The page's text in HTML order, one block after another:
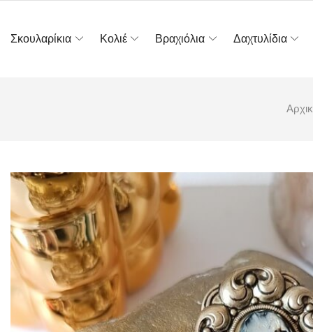
Σκουλαρίκια Κολιέ Βραχιόλια Δαχτυλίδια